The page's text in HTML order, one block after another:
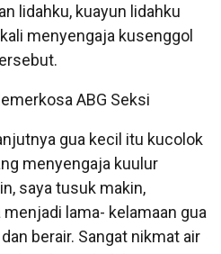
lidahku, kuayun lidahku
menyengaja kusenggol
ABG Seksi
gua kecil itu kucolok
menyengaja kuulur
saya tusuk makin,
lama- kelamaan gua
berair. Sangat nikmat air